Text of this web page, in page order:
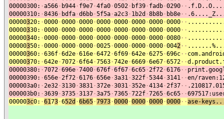
00000300: ·a566 · b944 · f9e7 ·4fa0 ·0502 · bf39 · fadb ·0290 · ·
00000310: ·8436 · bdfa ·d6bb ·5f5a ·a2c3 · 1b2d ·8b8b · bb8e · ·
00000320: ·0000 ·0000 ·0000 ·0000 ·0000 ·0000 ·0000 ·0000 · ·
00000330: ·0000 ·0000 ·0000 ·0000 ·0000 ·0000 ·0000 ·0000 · ·
00000340: ·0000 ·0000 ·0000 ·0000 ·0000 ·0000 ·0000 ·0080 · ·
00000350: ·0000 ·0000 ·0000 ·0025 ·0000 ·0000 ·0000 ·0042 · ·
00000360: ·636f ·6d2e ·616e ·6472 ·6f69 ·642e ·6275 ·696c · ·
00000370: ·642e ·7072 ·6f64 ·7563 ·742e ·6669 ·6e67 ·6572 · ·
00000380: ·7072 ·696e ·7400 ·676f ·6f67 ·6c65 ·2f72 ·6176 · ·
00000390: ·656e ·2f72 ·6176 ·656e ·3a31 ·322f ·5344 ·3141 · ·en/
000003a0: ·2e32 ·3130 ·3831 ·372e ·3031 ·352e ·4134 ·2f37 · ·
000003b0: ·3639 ·3735 ·3137 ·3a75 ·7365 ·722f ·7265 ·6c65 · ·
000003c0: ·6173 ·652d ·6b65 ·7973 ·0000 ·0000 ·0000 ·0000 · ·ase-